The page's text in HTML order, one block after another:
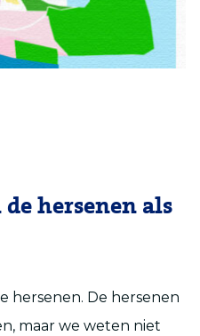
hersenen als
hersenen. De hersenen
maar we weten niet